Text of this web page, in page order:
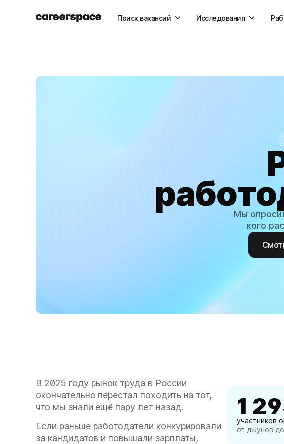
Поиск вакансий Исследования
Мы
кого
В 2025 году рынок труда в России
окончательно перестал походить на тот,
что мы знали ещё пару лет назад.
Если раньше работодатели конкурировали
за кандидатов и повышали зарплаты,
1
участников
от джунов